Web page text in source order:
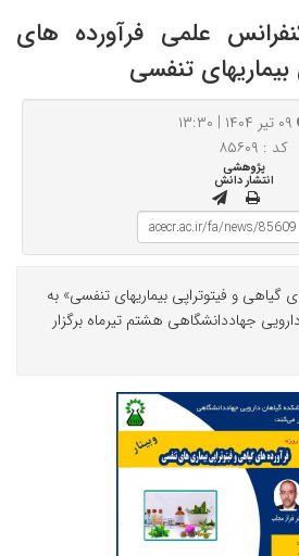
علمی فرآورده های
تنفسی
کد : ۸۵۶۰۹
پژوهشی
انتشار دانش
گیاهی و فیتوتراپی بیماریهای تنفسی» به
جهاددانشگاهی هشتم تیرماه برگزار